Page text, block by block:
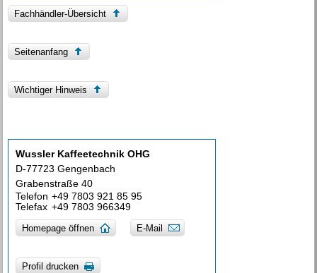
Fachhändler-Übersicht
Seitenanfang
Wichtiger Hinweis
Wussler Kaffeetechnik OHG
D-77723 Gengenbach
Gra­ben­straße 40
Telefon +49 7803 921 85 95
Telefax +49 7803 966349
Homepage öffnen E-Mail
Profil drucken